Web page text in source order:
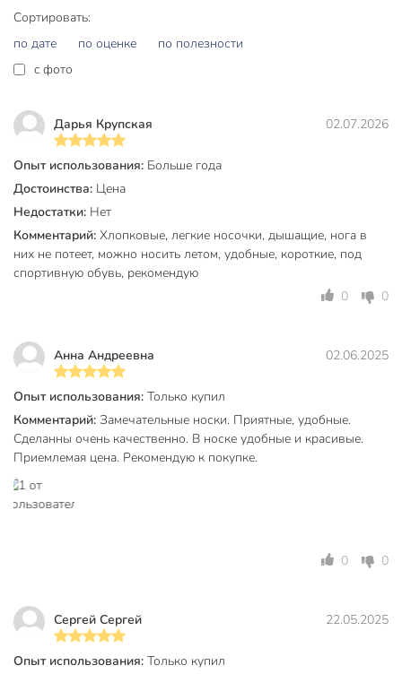
Оформите заказ на мужские носки Diwari Active 000 —
получите стиль и комфорт по выгодной цене. Гарантия
оригинального товара, быстрая доставка и возможность
купить недорого носки для дачи, спорта или повседневной
Частые вопросы:
Данная модель рассчитана на размер стопы 25. Для
точного подбора измерьте длину стопы и сравните с
размерной сеткой производителя. Эластичная резинка
обеспечивает плотное прилегание без давления.
Подходят ли эти носки для занятий спортом и частой
хлопку и тонкой текстуре носки Diwari Active подходят для
бега, прогулок, тренировок, а также для домашнего
использования — ноги остаются сухими даже при
интенсивной нагрузке.
Чем отличаются ультракороткие носки от обычных
коротких моделей?
Ультракороткие носки Diwari Active практически не видны
лета и спорта, когда важна незаметность и комфорт.
Бренд
Страна производства
Сортировать:
по дате
по оценке
по полезности
c фото
Дарья Крупская 02.07.2026
Опыт использования: Больше года
Достоинства: Цена
Недостатки: Нет
Комментарий: Хлопковые, легкие носочки, дышащие, нога в
них не потеет, можно носить летом, удобные, короткие, под
спортивную обувь, рекомендую
0
0
Анна Андреевна 02.06.2025
Опыт использования: Только купил
Комментарий: Замечательные носки. Приятные, удобные.
Сделанны очень качественно. В носке удобные и красивые.
Приемлемая цена. Рекомендую к покупке.
0 0
Сергей Сергей 22.05.2025
Опыт использования: Только купил